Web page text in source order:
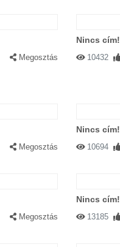
Megosztás
Nincs cím!
10432
Megosztás
Nincs cím!
10694
Megosztás
Nincs cím!
13185